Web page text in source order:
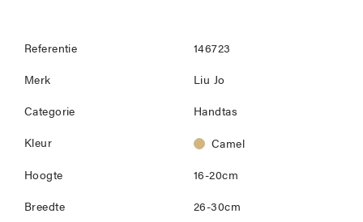
Referentie 146723
Merk Liu Jo
Categorie Handtas
Kleur Camel
Hoogte 16-20cm
Breedte 26-30cm